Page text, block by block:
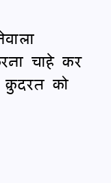
चाहे कर
को